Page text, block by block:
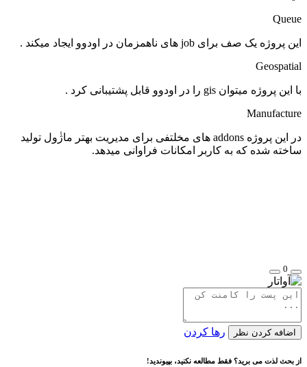
Queue
این پروژه یک صف برای job های ناهمزمان در اودوو ایجاد میکند .
Geospatial
با این پروژه میتوان gis را در اودوو قابل پشتیبانی کرد .
Manufacture
در این پروژه addons های مخلتفی برای مدیریت بهتر ماژٰول تولید
ساخته شده که به کاربر امکانات فراوانی میدهد.
0
اضافه کردن نظر رها کردن
از بحث لذت می برید؟ فقط مطالعه نکنید، بپیوندید!